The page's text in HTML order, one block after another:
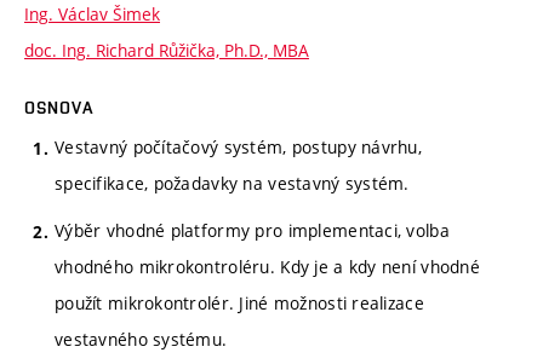
Ing. Václav Šimek
doc. Ing. Richard Růžička, Ph.D., MBA
OSNOVA
Vestavný počítačový systém, postupy návrhu,
specifikace, požadavky na vestavný systém.
Výběr vhodné platformy pro implementaci, volba
vhodného mikrokontroléru. Kdy je a kdy není vhodné
použít mikrokontrolér. Jiné možnosti realizace
vestavného systému.